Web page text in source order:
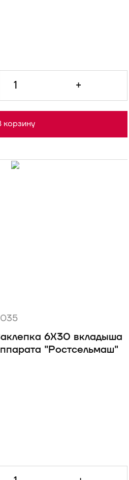
+
корзину
6Х30 вкладыша
"Ростсельмаш"